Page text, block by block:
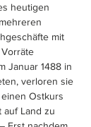
heutigen
mit
Januar 1488 in
verloren sie
Ostkurs
auf Land zu